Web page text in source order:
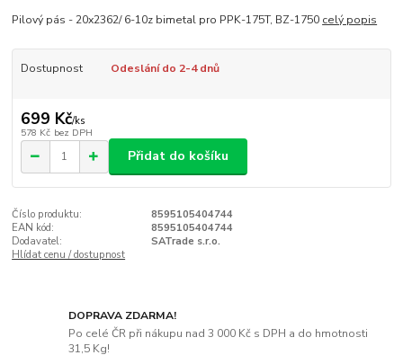
Pilový pás - 20x2362/ 6-10z bimetal pro PPK-175T, BZ-1750 celý popis
Dostupnost Odeslání do 2-4 dnů
699 Kč/ks
578 Kč bez DPH
Přidat do košíku
Číslo produktu:
8595105404744
EAN kód:
8595105404744
Dodavatel:
SATrade s.r.o.
Hlídat cenu / dostupnost
DOPRAVA ZDARMA!
Po celé ČR při nákupu nad 3 000 Kč s DPH a do hmotnosti
31,5 Kg!